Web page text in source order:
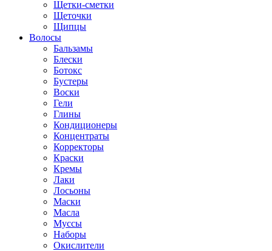
Щетки-сметки
Щеточки
Щипцы
Волосы
Бальзамы
Блески
Ботокс
Бустеры
Воски
Гели
Глины
Кондиционеры
Концентраты
Корректоры
Краски
Кремы
Лаки
Лосьоны
Маски
Масла
Муссы
Наборы
Окислители